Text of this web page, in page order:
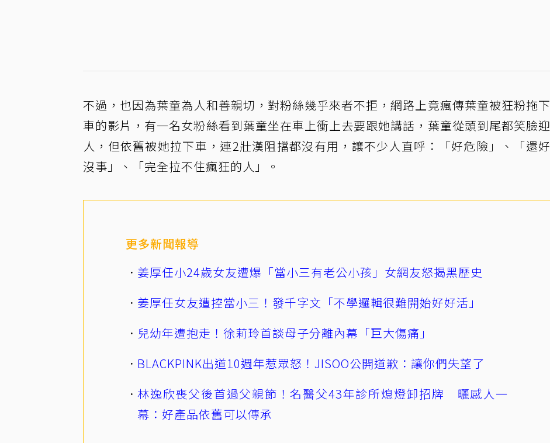
不過，也因為葉童為人和善親切，對粉絲幾乎來者不拒，網路上竟瘋傳葉童被狂粉拖下
車的影片，有一名女粉絲看到葉童坐在車上衝上去要跟她講話，葉童從頭到尾都笑臉迎
人，但依舊被她拉下車，連2壯漢阻擋都沒有用，讓不少人直呼：「好危險」、「還好
沒事」、「完全拉不住瘋狂的人」。
更多新聞報導
姜厚任小24歲女友遭爆「當小三有老公小孩」女網友怒揭黑歷史
姜厚任女友遭控當小三！發千字文「不學邏輯很難開始好好活」
兒幼年遭抱走！徐莉玲首談母子分離內幕「巨大傷痛」
BLACKPINK出道10週年惹眾怒！JISOO公開道歉：讓你們失望了
林逸欣喪父後首過父親節！名醫父43年診所熄燈卸招牌 曬感人一
幕：好產品依舊可以傳承